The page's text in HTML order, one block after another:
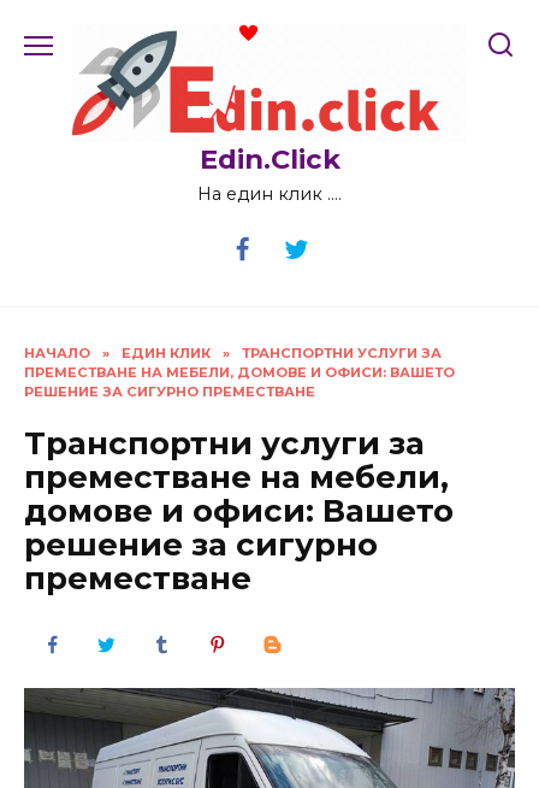
Edin.Click
На един клик ….
НАЧАЛО » ЕДИН КЛИК »
ТРАНСПОРТНИ УСЛУГИ ЗА
ПРЕМЕСТВАНЕ НА МЕБЕЛИ, ДОМОВЕ И ОФИСИ: ВАШЕТО
РЕШЕНИЕ ЗА СИГУРНО ПРЕМЕСТВАНЕ
Транспортни услуги за
преместване на мебели,
домове и офиси: Вашето
решение за сигурно
преместване